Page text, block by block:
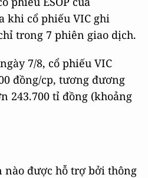
khi cổ phiếu VIC ghi
trong 7 phiên giao dịch.
7/8, cổ phiếu VIC
đồng/cp, tương đương
243.700 tỉ đồng (khoảng
nào được hỗ trợ bởi thông